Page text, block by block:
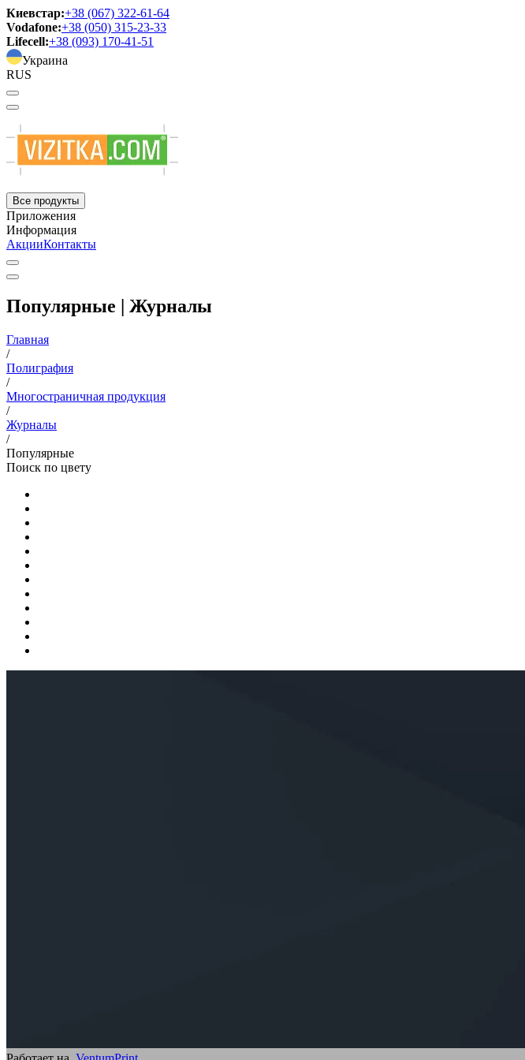
Киевстар:+38 (067) 322-61-64
Vodafone:+38 (050) 315-23-33
Lifecell:+38 (093) 170-41-51
Украина
RUS
Все продукты
Приложения
Информация
АкцииКонтакты
Популярные | Журналы
Главная
/
Полиграфия
/
Многостраничная продукция
/
Журналы
/
Популярные
Поиск по цвету